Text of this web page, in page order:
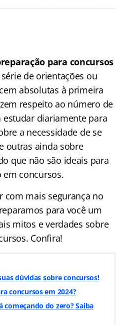
para concursos
de orientações ou
absolutas à primeira
respeito ao número de
estudar diariamente para
a necessidade de se
outras ainda sobre
que não são ideais para
em concursos.
com mais segurança no
para você um
mitos e verdades sobre
Confira!
dúvidas sobre concursos!
concursos em 2024?
começando do zero? Saiba